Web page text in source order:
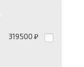
319500 ₽